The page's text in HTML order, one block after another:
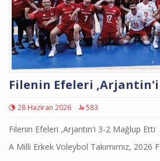
Filenin Efeleri ,Arjantin'i
28 Haziran 2026 583
Filenin Efeleri ,Arjantin'i 3-2 Mağlup Etti
A Milli Erkek Voleybol Takımımız, 2026